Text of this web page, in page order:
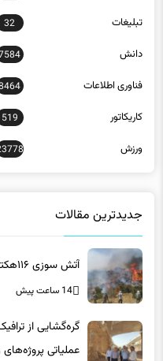
تبلیغات 32
دانش
فناوری اطلاعات
کاریکاتور 519
ورزش
جدیدترین مقالات
آتش سوزی ۱۱۶هکتار از اراضی ملی قزوین
14 ساعت پیش
گره‌گشایی از
عملیاتی